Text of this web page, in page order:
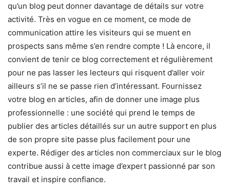
qu’un blog peut donner davantage de détails sur votre
activité. Très en vogue en ce moment, ce mode de
communication attire les visiteurs qui se muent en
prospects sans même s’en rendre compte ! Là encore, il
convient de tenir ce blog correctement et régulièrement
pour ne pas lasser les lecteurs qui risquent d’aller voir
ailleurs s’il ne se passe rien d’intéressant. Fournissez
votre blog en articles, afin de donner une image plus
professionnelle : une société qui prend le temps de
publier des articles détaillés sur un autre support en plus
de son propre site passe plus facilement pour une
experte. Rédiger des articles non commerciaux sur le blog
contribue aussi à cette image d’expert passionné par son
travail et inspire confiance.